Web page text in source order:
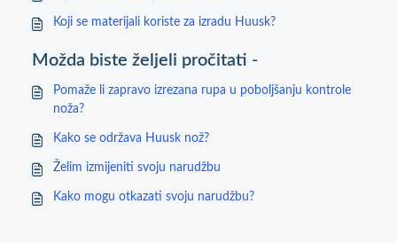
Koji se materijali koriste za izradu Huusk?
Možda biste željeli pročitati -
Pomaže li zapravo izrezana rupa u poboljšanju kontrole
noža?
Kako se održava Huusk nož?
Želim izmijeniti svoju narudžbu
Kako mogu otkazati svoju narudžbu?